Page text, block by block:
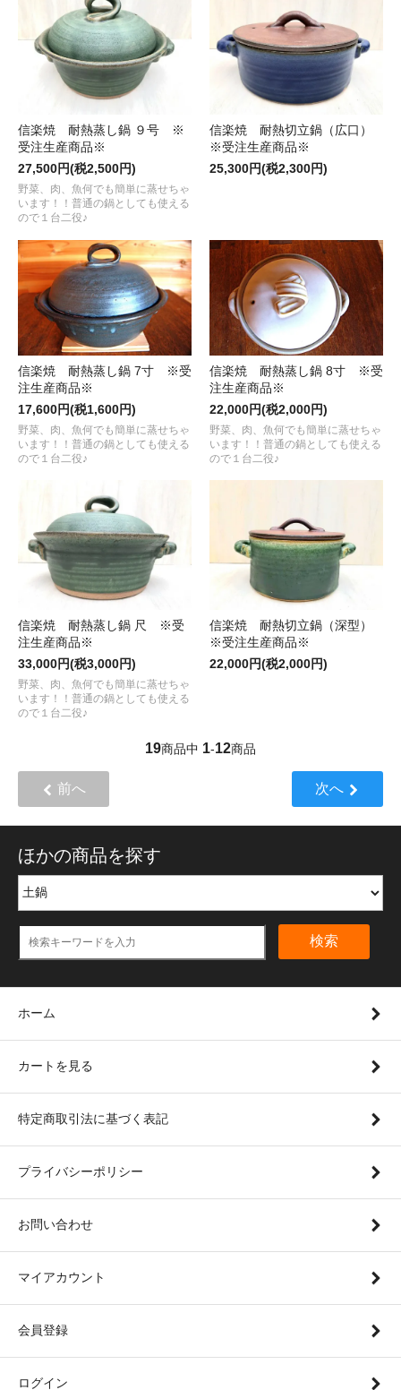
信楽焼 耐熱蒸し鍋 ９号 ※
受注生産商品※
27,500円(税2,500円)
野菜、肉、魚何でも簡単に蒸せちゃ
います！！普通の鍋としても使える
ので１台二役♪
信楽焼 耐熱切立鍋（広口）
※受注生産商品※
25,300円(税2,300円)
信楽焼 耐熱蒸し鍋 7寸 ※受
注生産商品※
17,600円(税1,600円)
野菜、肉、魚何でも簡単に蒸せちゃ
います！！普通の鍋としても使える
ので１台二役♪
信楽焼 耐熱蒸し鍋 8寸 ※受
注生産商品※
22,000円(税2,000円)
野菜、肉、魚何でも簡単に蒸せちゃ
います！！普通の鍋としても使える
ので１台二役♪
信楽焼 耐熱蒸し鍋 尺 ※受
注生産商品※
33,000円(税3,000円)
野菜、肉、魚何でも簡単に蒸せちゃ
います！！普通の鍋としても使える
ので１台二役♪
信楽焼 耐熱切立鍋（深型）
※受注生産商品※
22,000円(税2,000円)
19商品中 1-12商品
前へ 次へ
ほかの商品を探す
検索
ホーム
カートを見る
特定商取引法に基づく表記
プライバシーポリシー
お問い合わせ
マイアカウント
会員登録
ログイン